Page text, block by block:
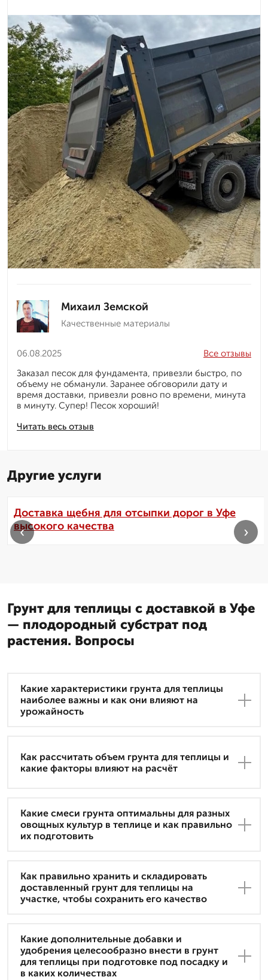
Михаил Земской
Качественные материалы
06.08.2025
Читать весь отзыв
Все отзывы
Заказал песок для фундамента, привезли быстро, по
объему не обманули. Заранее обговорили дату и
время доставки, привезли ровно по времени, минута
в минуту. Супер! Песок хороший!
Другие услуги
Доставка щебня для отсыпки дорог в Уфе
высокого качества
‹ ›
Грунт для теплицы с доставкой в Уфе
— плодородный субстрат под
растения. Вопросы
Какие характеристики грунта для теплицы
наиболее важны и как они влияют на
урожайность
Как рассчитать объем грунта для теплицы и
какие факторы влияют на расчёт
Какие смеси грунта оптимальны для разных
овощных культур в теплице и как правильно
их подготовить
Как правильно хранить и складировать
доставленный грунт для теплицы на
участке, чтобы сохранить его качество
Какие дополнительные добавки и
удобрения целесообразно внести в грунт
для теплицы при подготовке под посадку и
в каких количествах